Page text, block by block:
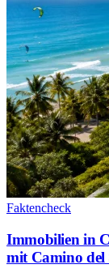
Faktencheck
Immobilien in
mit Camino del